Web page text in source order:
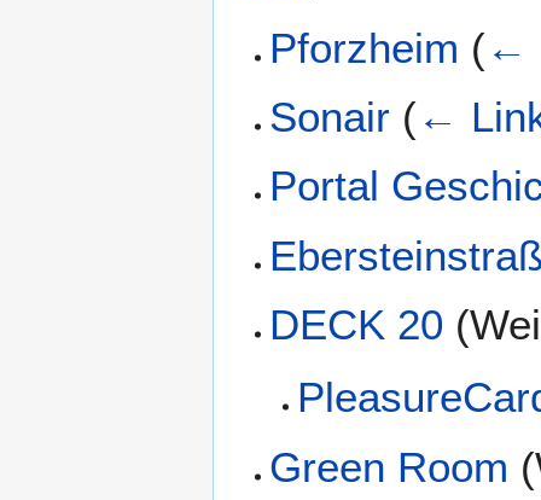
Pforzheim (←
Sonair (←
Portal
DECK 20
Green Room